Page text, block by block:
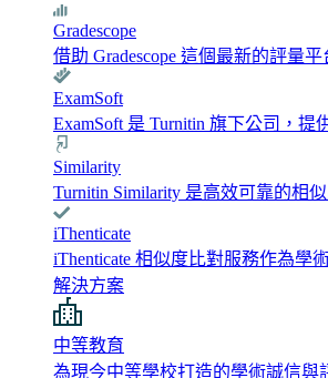
Gradescope
借助 Gradescope 這個最新的評量
ExamSoft
ExamSoft 是 Turnitin 旗下公司，
Similarity
Turnitin Similarity 是高效可靠的相
iThenticate
iThenticate 相似度比對服務作為學
解決方案
中等教育
為現今中等學校打造的學術誠信與